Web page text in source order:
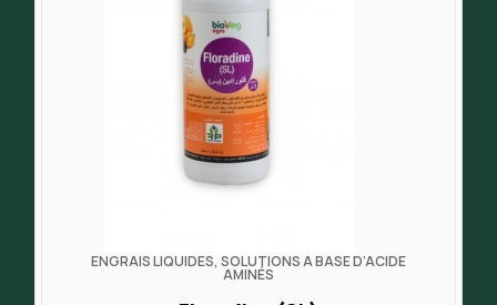
ENGRAIS LIQUIDES, SOLUTIONS À BASE D’ACIDE
AMINÉS